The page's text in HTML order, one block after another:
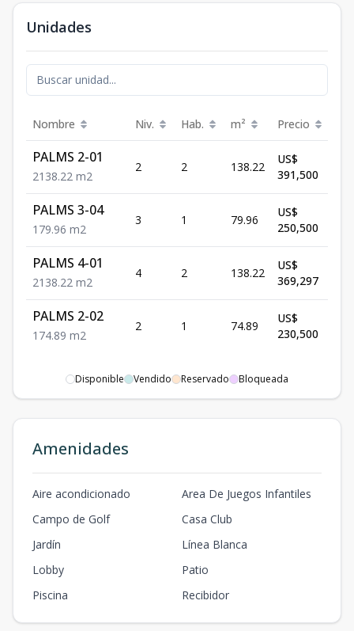
Unidades
Nombre Niv. Hab. m² Precio
PALMS 2-01
2138.22 m2
2 2 138.22
US$
391,500
PALMS 3-04
1 79.96 m2
3 1 79.96
US$
250,500
PALMS 4-01
2138.22 m2
4 2 138.22
US$
369,297
PALMS 2-02
1 74.89 m2
2 1 74.89
US$
230,500
Disponible Vendido Reservado Bloqueada
Amenidades
Aire acondicionado
Area De Juegos Infantiles
Campo de Golf
Casa Club
Jardín
Línea Blanca
Lobby
Patio
Piscina
Recibidor